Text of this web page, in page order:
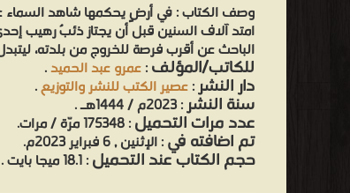
وصف الكتاب :في أرضٍ يحكمها شاهد السماء
امتد آلاف السنين قبل أن يجتاز ذئبٌ رهيب
الباحث عن أقرب فرصة للخروج من بلدته،
للكاتب/المؤلف:عمرو عبد الحميد.
دار النشر:عصير الكتب للنشر والتوزيع.
سنة النشر: 2023م / 1444هـ .
عدد مرات التحميل: 175348 مرّة / مرات.
تم اضافته في: الإثنين , 6 فبراير 2023م.
حجم الكتاب عند التحميل: 18.1 ميجا بايت .